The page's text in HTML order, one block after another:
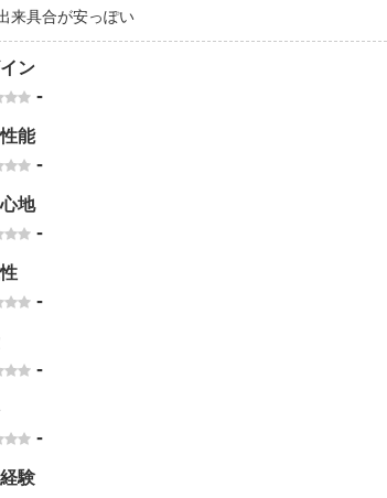
来具合が安っぽい
ン
-
能
-
地
-
-
-
-
験